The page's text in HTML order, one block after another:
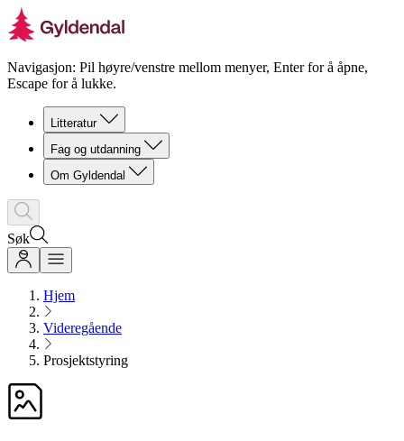
Navigasjon: Pil høyre/venstre mellom menyer, Enter for å åpne,
Escape for å lukke.
Litteratur
Fag og utdanning
Om Gyldendal
Søk
Hjem
Videregående
Prosjektstyring